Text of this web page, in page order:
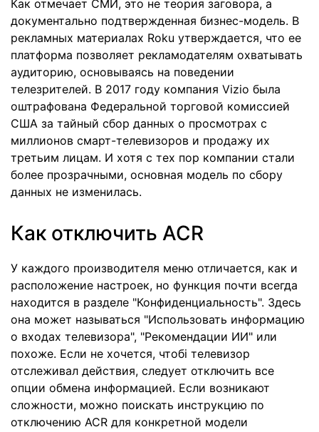
Как отмечает СМИ, это не теория заговора, а
документально подтвержденная бизнес-модель. В
рекламных материалах Roku утверждается, что ее
платформа позволяет рекламодателям охватывать
аудиторию, основываясь на поведении
телезрителей. В 2017 году компания Vizio была
оштрафована Федеральной торговой комиссией
США за тайный сбор данных о просмотрах с
миллионов смарт-телевизоров и продажу их
третьим лицам. И хотя с тех пор компании стали
более прозрачными, основная модель по сбору
данных не изменилась.
Как отключить ACR
У каждого производителя меню отличается, как и
расположение настроек, но функция почти всегда
находится в разделе "Конфиденциальность". Здесь
она может называться "Использовать информацию
о входах телевизора", "Рекомендации ИИ" или
похоже. Если не хочется, чтобі телевизор
отслеживал действия, следует отключить все
опции обмена информацией. Если возникают
сложности, можно поискать инструкцию по
отключению ACR для конкретной модели